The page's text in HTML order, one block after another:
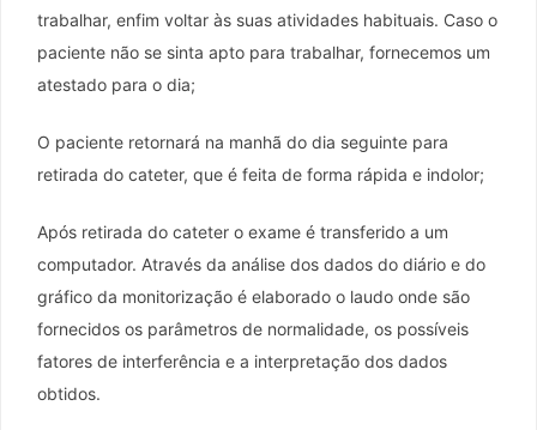
trabalhar, enfim voltar às suas atividades habituais. Caso o
paciente não se sinta apto para trabalhar, fornecemos um
atestado para o dia;
O paciente retornará na manhã do dia seguinte para
retirada do cateter, que é feita de forma rápida e indolor;
Após retirada do cateter o exame é transferido a um
computador. Através da análise dos dados do diário e do
gráfico da monitorização é elaborado o laudo onde são
fornecidos os parâmetros de normalidade, os possíveis
fatores de interferência e a interpretação dos dados
obtidos.